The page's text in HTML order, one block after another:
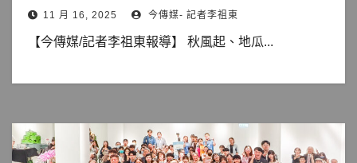
11 月 16, 2025 今傳媒- 記者李祖東
【今傳媒/記者李祖東報導】 秋風起、地瓜...